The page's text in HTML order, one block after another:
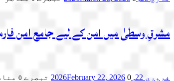
مشرقِ وسطیٰ میں امن کے لیے جامع امن
فروری 22, 2026 February 22, 2026 0 تبصرے 0